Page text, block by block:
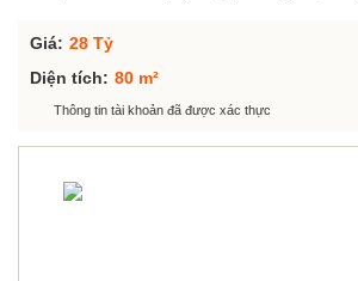
Giá: 28 Tỷ
Diện tích: 80 m²
Thông tin tài khoản đã được xác thực